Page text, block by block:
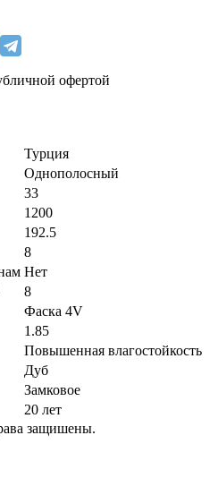
офертой
Турция
Однополосный
33
1200
192.5
8
Нет
8
Фаска 4V
1.85
Повышенная влагостойкость
Дуб
Замковое
20 лет
защишены.